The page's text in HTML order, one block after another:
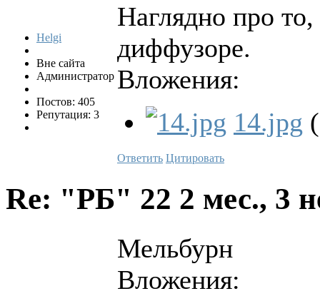
Helgi
Вне сайта
Администратор
Постов: 405
Репутация: 3
Наглядно про
диффузоре.
Вложения:
14.jpg
Ответить Цитировать
Re: "РБ" 22 2 мес., 3
Мельбурн
Вложения: